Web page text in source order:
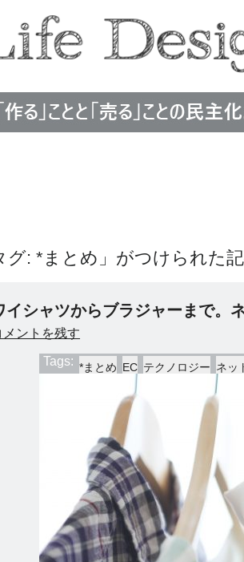
Design Edit
グ: *まとめ」がつけられた
イシャツからブラジャーまで。
メントを残す
Tags: *まとめ EC テクノロジー ネッ